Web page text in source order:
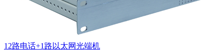
12路电话+1路以太网光端机